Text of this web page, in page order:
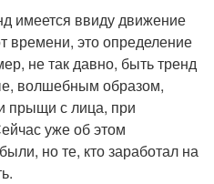
имеется ввиду движение
времени, это определение
не так давно, быть тренд
волшебным образом,
прыщи с лица, при
уже об этом
но те, кто заработал на